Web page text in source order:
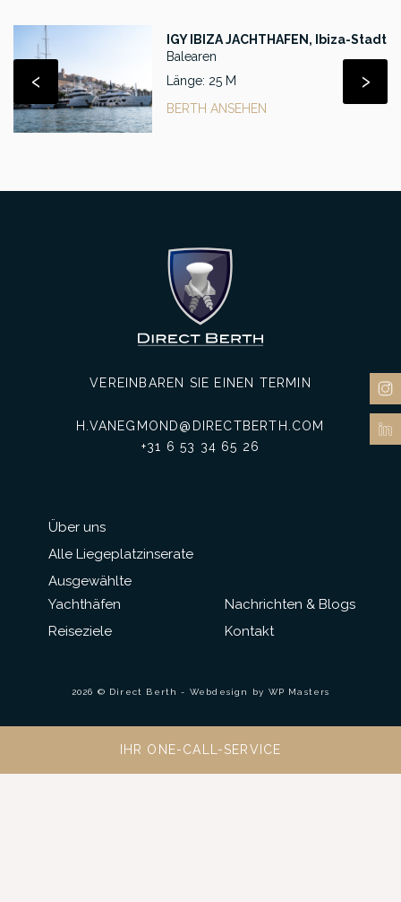
IGY IBIZA JACHTHAFEN, Ibiza-Stadt
Balearen
Länge: 25 M
BERTH ANSEHEN
‹ ›
Über uns
Alle Liegeplatzinserate
Ausgewählte
Yachthäfen
Reiseziele
VEREINBAREN SIE EINEN TERMIN
H.VANEGMOND@DIRECTBERTH.COM
+31 6 53 34 65 26
Nachrichten & Blogs
Kontakt
2026 © Direct Berth - Webdesign by WP Masters
IHR ONE-CALL-SERVICE